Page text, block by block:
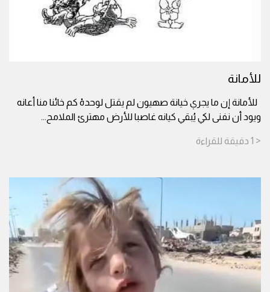
للأمانة
للأمانة إن ما يجري خيانة صهيون لم يقتل لوحدهْ كم خائنا منا أعانه
ويود أن نفنى لكي يُبقي كيانه غاصبا للأرض مهترئ الملامح...
< 1 دقيقة للقراءة